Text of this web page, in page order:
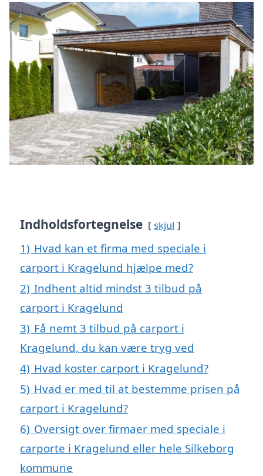
Indholdsfortegnelse skjul
1) Hvad kan et firma med speciale i
carport i Kragelund hjælpe med?
2) Indhent altid mindst 3 tilbud på
carport i Kragelund
3) Få nemt 3 tilbud på carport i
Kragelund, du kan være tryg ved
4) Hvad koster carport i Kragelund?
5) Hvad er med til at bestemme prisen på
carport i Kragelund?
6) Oversigt over firmaer med speciale i
carporte i Kragelund eller hele Silkeborg
kommune